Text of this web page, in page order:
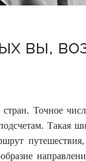
вы,
Точное
Такая